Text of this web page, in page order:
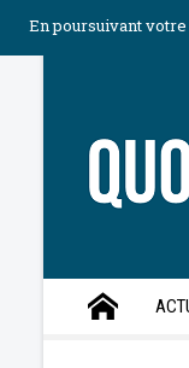
À propos•
En poursuivant